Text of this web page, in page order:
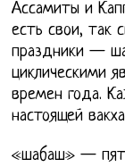
Ассамиты и
есть свои, так
праздники —
циклическими
времен года.
настоящей
«шабаш» —